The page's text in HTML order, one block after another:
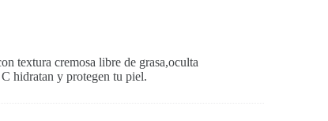
textura cremosa libre de grasa,oculta
hidratan y protegen tu piel.